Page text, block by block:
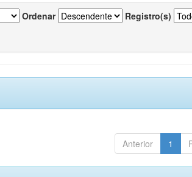
Ordenar Registro(s)
Anterior 1